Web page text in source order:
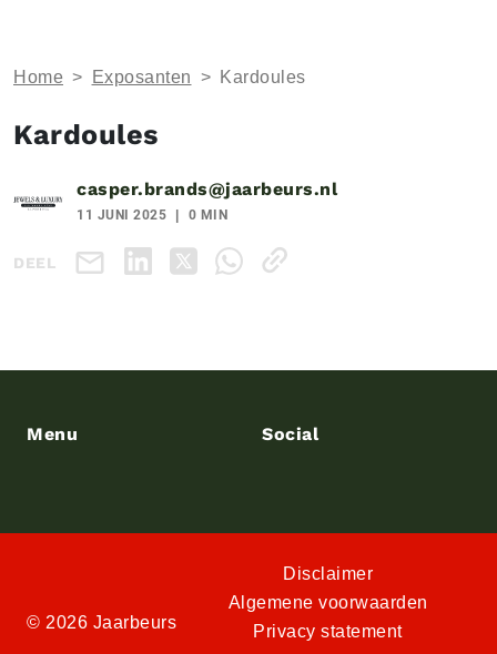
Home > Exposanten > Kardoules
Kardoules
casper.brands@jaarbeurs.nl
11 JUNI 2025 0 MIN
DEEL
Menu Social
© 2026 Jaarbeurs
Disclaimer
Algemene voorwaarden
Privacy statement